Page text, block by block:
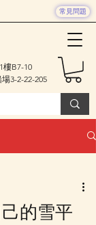
樓B7-10
3-2-22-205
常見問題
的雪平